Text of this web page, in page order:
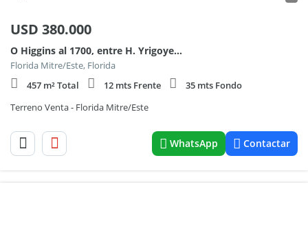
USD 380.000
O Higgins al 1700, entre H. Yrigoyen y Libertad
Florida Mitre/Este, Florida
457 m² Total
12 mts Frente
35 mts Fondo
Terreno Venta - Florida Mitre/Este
WhatsApp Contactar